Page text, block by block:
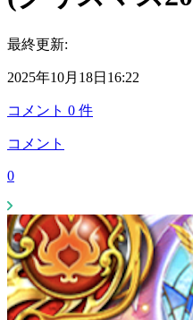
最終更新:
2025年10月18日16:22
コメント 0 件
コメント
0